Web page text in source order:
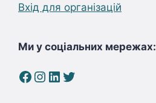
Вхід для організацій
Ми у соціальних мережах:
Facebook
Instagram
LinkedIn
Twitter